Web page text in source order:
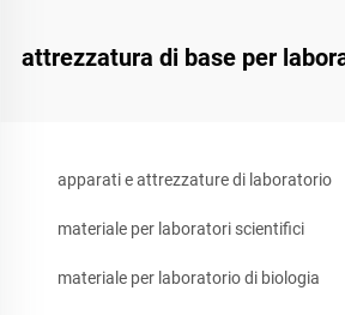
attrezzatura di base per
apparati e attrezzature di laboratorio
materiale per laboratori scientifici
materiale per laboratorio di biologia